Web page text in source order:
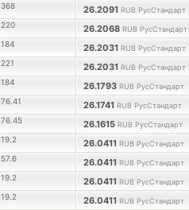
26.2091 RUB РусСтандарт
26.2068 RUB РусСтандарт
26.2031 RUB РусСтандарт
26.2031 RUB РусСтандарт
26.1793 RUB РусСтандарт
26.1741 RUB РусСтандарт
26.1615 RUB РусСтандарт
26.0411 RUB РусСтандарт
26.0411 RUB РусСтандарт
26.0411 RUB РусСтандарт
26.0411 RUB РусСтандарт